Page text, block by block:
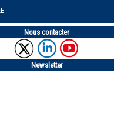
Nous contacter
Newsletter